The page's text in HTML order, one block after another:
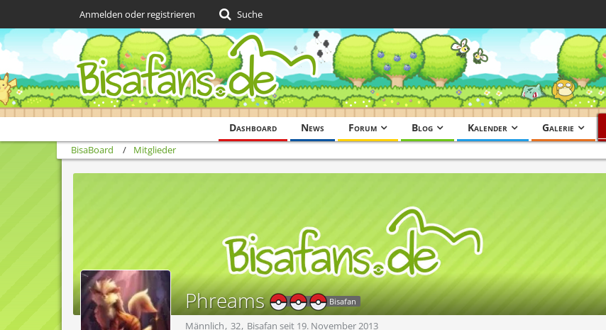
Dashboard News Forum Blog Kalender Galerie
Anmelden oder registrieren Suche
BisaBoard Mitglieder
Phreams Bisafan
Männlich 32 Bisafan seit 19. November 2013